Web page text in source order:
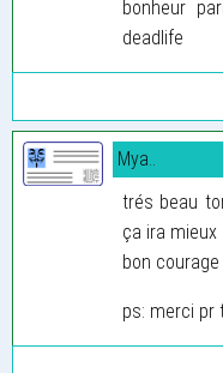
bonheur
deadlife
Mya..
trés beau
ça ira mieux
bon courage
ps: merci pr